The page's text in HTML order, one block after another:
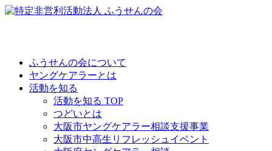
ふうせんの会について
ヤングケアラーとは
活動を知る
活動を知る TOP
つどいとは
大阪市ヤングケアラー相談支援事業
大阪市中高生リフレッシュイベント